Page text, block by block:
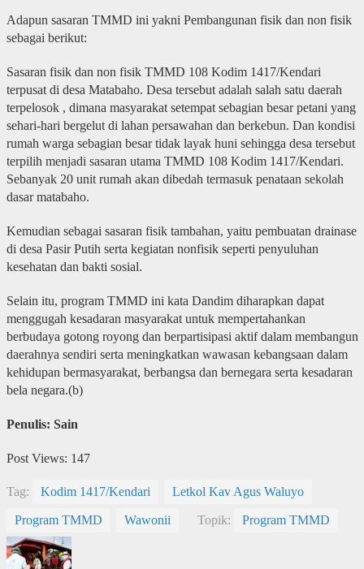
Adapun sasaran TMMD ini yakni Pembangunan fisik dan non fisik
sebagai berikut:
Sasaran fisik dan non fisik TMMD 108 Kodim 1417/Kendari
terpusat di desa Matabaho. Desa tersebut adalah salah satu daerah
terpelosok , dimana masyarakat setempat sebagian besar petani yang
sehari-hari bergelut di lahan persawahan dan berkebun. Dan kondisi
rumah warga sebagian besar tidak layak huni sehingga desa tersebut
terpilih menjadi sasaran utama TMMD 108 Kodim 1417/Kendari.
Sebanyak 20 unit rumah akan dibedah termasuk penataan sekolah
dasar matabaho.
Kemudian sebagai sasaran fisik tambahan, yaitu pembuatan drainase
di desa Pasir Putih serta kegiatan nonfisik seperti penyuluhan
kesehatan dan bakti sosial.
Selain itu, program TMMD ini kata Dandim diharapkan dapat
menggugah kesadaran masyarakat untuk mempertahankan
berbudaya gotong royong dan berpartisipasi aktif dalam membangun
daerahnya sendiri serta meningkatkan wawasan kebangsaan dalam
kehidupan bermasyarakat, berbangsa dan bernegara serta kesadaran
bela negara.(b)
Penulis: Sain
Post Views: 147
Tag: Kodim 1417/Kendari Letkol Kav Agus Waluyo
Program TMMD Wawonii Topik: Program TMMD